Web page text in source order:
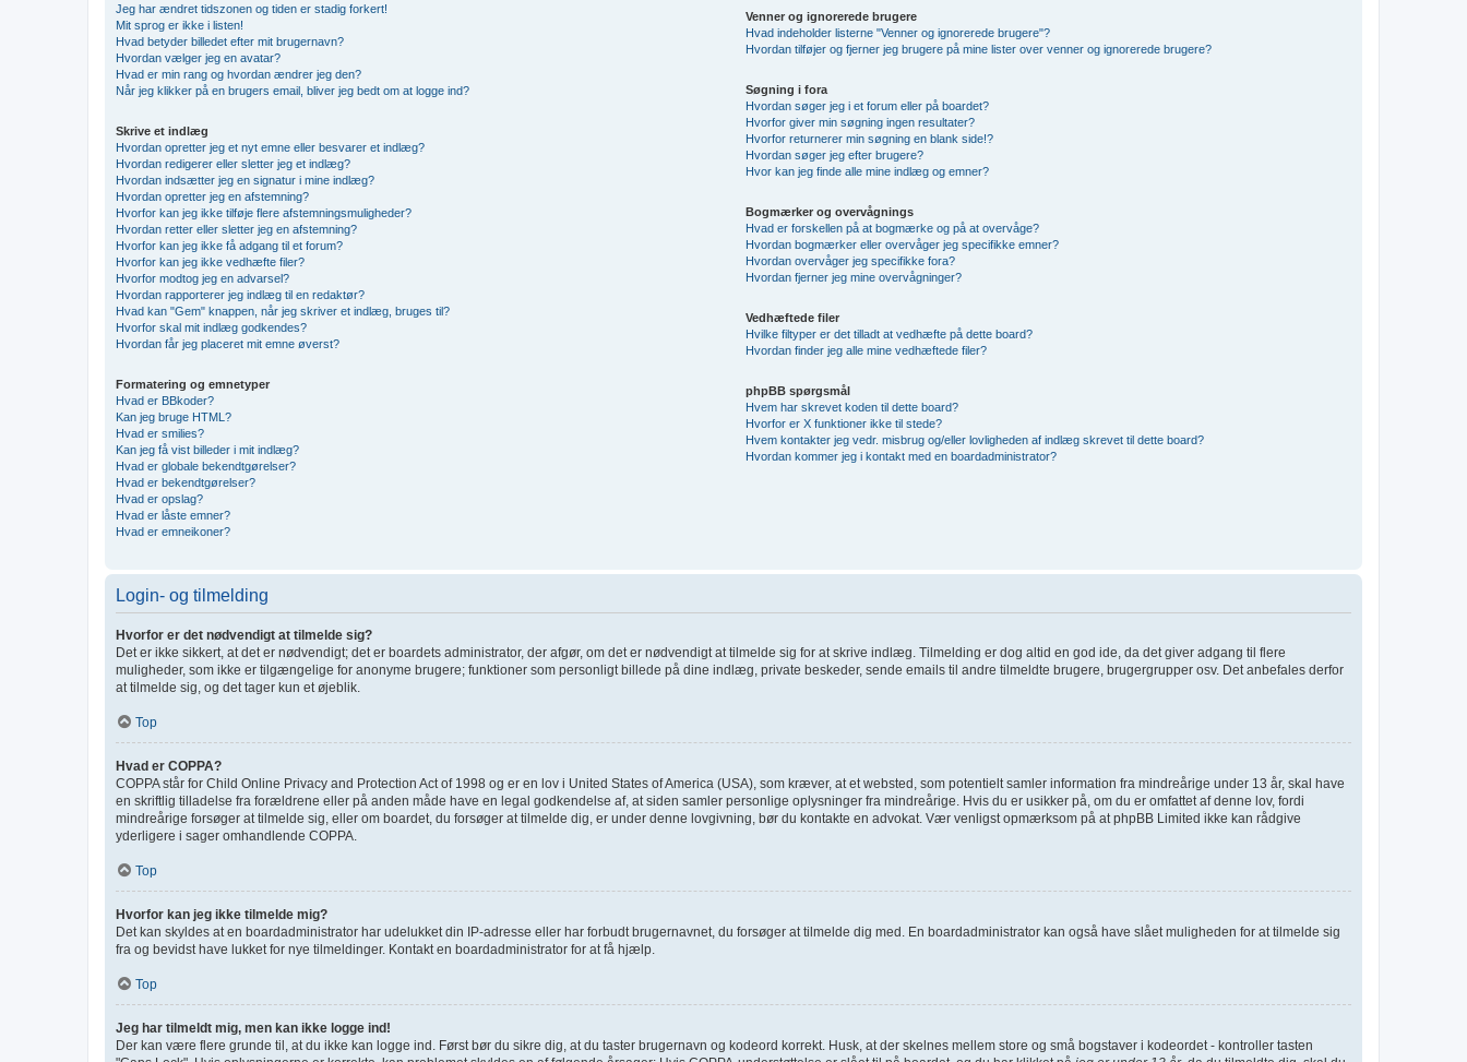
Jeg har ændret tidszonen og tiden er stadig forkert!
Mit sprog er ikke i listen!
Hvad betyder billedet efter mit brugernavn?
Hvordan vælger jeg en avatar?
Hvad er min rang og hvordan ændrer jeg den?
Når jeg klikker på en brugers email, bliver jeg bedt om at logge ind?
Skrive et indlæg
Hvordan opretter jeg et nyt emne eller besvarer et indlæg?
Hvordan redigerer eller sletter jeg et indlæg?
Hvordan indsætter jeg en signatur i mine indlæg?
Hvordan opretter jeg en afstemning?
Hvorfor kan jeg ikke tilføje flere afstemningsmuligheder?
Hvordan retter eller sletter jeg en afstemning?
Hvorfor kan jeg ikke få adgang til et forum?
Hvorfor kan jeg ikke vedhæfte filer?
Hvorfor modtog jeg en advarsel?
Hvordan rapporterer jeg indlæg til en redaktør?
Hvad kan "Gem" knappen, når jeg skriver et indlæg, bruges til?
Hvorfor skal mit indlæg godkendes?
Hvordan får jeg placeret mit emne øverst?
Formatering og emnetyper
Hvad er BBkoder?
Kan jeg bruge HTML?
Hvad er smilies?
Kan jeg få vist billeder i mit indlæg?
Hvad er globale bekendtgørelser?
Hvad er bekendtgørelser?
Hvad er opslag?
Hvad er låste emner?
Hvad er emneikoner?
Venner og ignorerede brugere
Hvad indeholder listerne "Venner og ignorerede brugere"?
Hvordan tilføjer og fjerner jeg brugere på mine lister over venner og ignorerede brugere?
Søgning i fora
Hvordan søger jeg i et forum eller på boardet?
Hvorfor giver min søgning ingen resultater?
Hvorfor returnerer min søgning en blank side!?
Hvordan søger jeg efter brugere?
Hvor kan jeg finde alle mine indlæg og emner?
Bogmærker og overvågnings
Hvad er forskellen på at bogmærke og på at overvåge?
Hvordan bogmærker eller overvåger jeg specifikke emner?
Hvordan overvåger jeg specifikke fora?
Hvordan fjerner jeg mine overvågninger?
Vedhæftede filer
Hvilke filtyper er det tilladt at vedhæfte på dette board?
Hvordan finder jeg alle mine vedhæftede filer?
phpBB spørgsmål
Hvem har skrevet koden til dette board?
Hvorfor er X funktioner ikke til stede?
Hvem kontakter jeg vedr. misbrug og/eller lovligheden af indlæg skrevet til dette board?
Hvordan kommer jeg i kontakt med en boardadministrator?
Login- og tilmelding
Hvorfor er det nødvendigt at tilmelde sig?
Det er ikke sikkert, at det er nødvendigt; det er boardets administrator, der afgør, om det er nødvendigt at tilmelde sig for at skrive indlæg. Tilmelding er dog altid en god ide, da det giver adgang til flere
muligheder, som ikke er tilgængelige for anonyme brugere; funktioner som personligt billede på dine indlæg, private beskeder, sende emails til andre tilmeldte brugere, brugergrupper osv. Det anbefales derfor
at tilmelde sig, og det tager kun et øjeblik.
Top
Hvad er COPPA?
COPPA står for Child Online Privacy and Protection Act of 1998 og er en lov i United States of America (USA), som kræver, at et websted, som potentielt samler information fra mindreårige under 13 år, skal have
en skriftlig tilladelse fra forældrene eller på anden måde have en legal godkendelse af, at siden samler personlige oplysninger fra mindreårige. Hvis du er usikker på, om du er omfattet af denne lov, fordi
mindreårige forsøger at tilmelde sig, eller om boardet, du forsøger at tilmelde dig, er under denne lovgivning, bør du kontakte en advokat. Vær venligst opmærksom på at phpBB Limited ikke kan rådgive
yderligere i sager omhandlende COPPA.
Top
Hvorfor kan jeg ikke tilmelde mig?
Det kan skyldes at en boardadministrator har udelukket din IP-adresse eller har forbudt brugernavnet, du forsøger at tilmelde dig med. En boardadministrator kan også have slået muligheden for at tilmelde sig
fra og bevidst have lukket for nye tilmeldinger. Kontakt en boardadministrator for at få hjælp.
Top
Jeg har tilmeldt mig, men kan ikke logge ind!
Der kan være flere grunde til, at du ikke kan logge ind. Først bør du sikre dig, at du taster brugernavn og kodeord korrekt. Husk, at der skelnes mellem store og små bogstaver i kodeordet - kontroller tasten